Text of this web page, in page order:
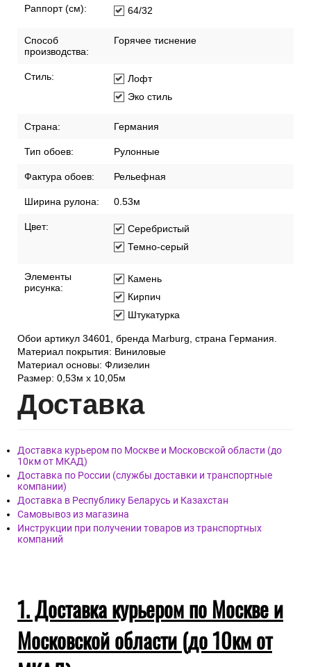
Раппорт (см): 64/32
Способ
производства:
Горячее тиснение
Стиль:
Лофт
Эко стиль
Страна: Германия
Тип обоев: Рулонные
Фактура обоев: Рельефная
Ширина рулона: 0.53м
Цвет:
Серебристый
Темно-серый
Элементы
рисунка:
Камень
Кирпич
Штукатурка
Обои артикул 34601, бренда Marburg, страна Германия.
Материал покрытия: Виниловые
Материал основы: Флизелин
Размер: 0,53м х 10,05м
Доставка
Доставка курьером по Москве и Московской области (до
10км от МКАД)
Доставка по России (службы доставки и транспортные
компании)
Доставка в Республику Беларусь и Казахстан
Самовывоз из магазина
Инструкции при получении товаров из транспортных
компаний
1. Доставка курьером по Москве и
Московской области (до 10км от